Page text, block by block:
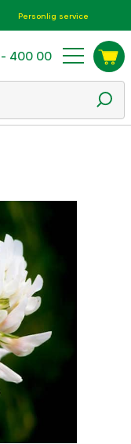
Personlig service
400 00